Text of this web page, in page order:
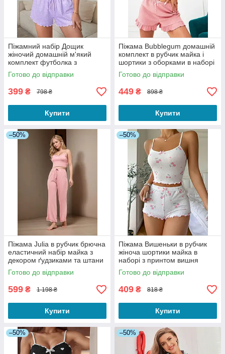
Піжамний набір Дощик
жіночий домашній м'який
комплект футболка з
шортиками з рюшами
фіолетовий розмір S
Готово до відправки
399 ₴ 798 ₴
Купити
Піжама Bubblegum домашній
комплект в рубчик майка і
шортики з оборками в наборі
рожевий розмір S
Готово до відправки
449 ₴ 898 ₴
Купити
–50%
Піжама Julia в рубчик брючна
еластичний набір майка з
декором ґудзиками та штани
з рюшами колір рожевий S
Готово до відправки
599 ₴ 1 198 ₴
Купити
–50%
Піжама Вишеньки в рубчик
жіноча шортики майка в
наборі з принтом вишня
рожева колір білий розмір S
Готово до відправки
409 ₴ 818 ₴
Купити
–50% –50%